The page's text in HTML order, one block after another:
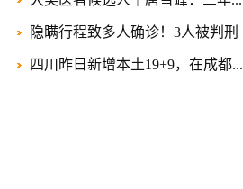
隐瞒行程致多人确诊！3人被判刑
四川昨日新增本土19+9，在成都...